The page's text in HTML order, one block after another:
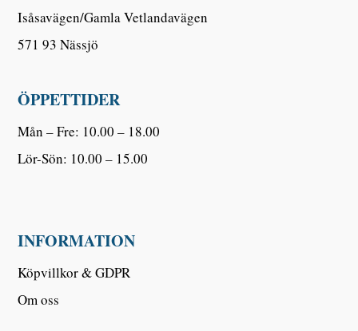
Isåsavägen/Gamla Vetlandavägen
571 93 Nässjö
ÖPPETTIDER
Mån – Fre: 10.00 – 18.00
Lör-Sön: 10.00 – 15.00
INFORMATION
Köpvillkor & GDPR
Om oss